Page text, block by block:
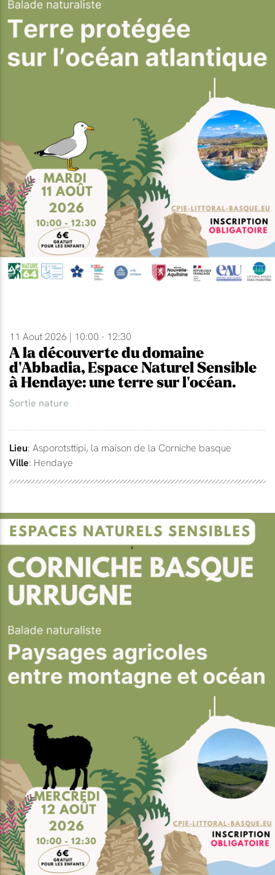
11 Aout 2026 | 10:00 - 12:30
A la découverte du domaine
d'Abbadia, Espace Naturel Sensible
à Hendaye: une terre sur l'océan.
Sortie nature
Lieu: Asporotsttipi, la maison de la Corniche basque
Ville: Hendaye